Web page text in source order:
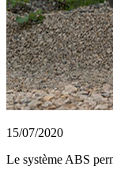
15/07/2020
Le système ABS